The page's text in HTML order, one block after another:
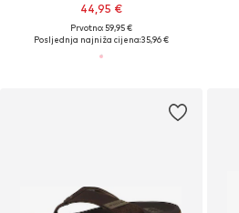
44,95 €
Prvotno: 59,95 €
Posljednja najniža cijena:35,96 €